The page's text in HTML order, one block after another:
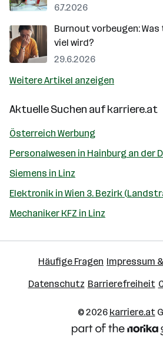
6.7.2026
Burnout vorbeugen: Was
viel wird?
29.6.2026
Weitere Artikel anzeigen
Aktuelle Suchen aufkarriere.at
Österreich Werbung
Personalwesen in Hainburg an der
Siemens in Linz
Elektronik in Wien 3. Bezirk
Mechaniker KFZ in Linz
Häufige Fragen Impressum
Datenschutz Barrierefreiheit
© 2026 karriere.at